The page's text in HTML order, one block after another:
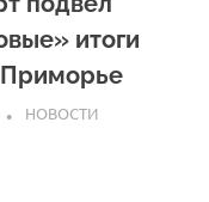
итоги
Приморье
ARPP
НОВОСТИ